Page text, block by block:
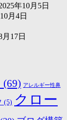
年10月5日
月4日
月17日
(69) アレルギー性鼻
(5) クロー